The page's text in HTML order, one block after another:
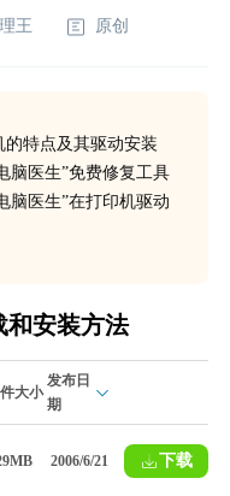
王 原创
的特点及其驱动安装
脑医生”免费修复工具
脑医生”在打印机驱动
和安装方法
大小
发布日
期
2006/6/21 下载